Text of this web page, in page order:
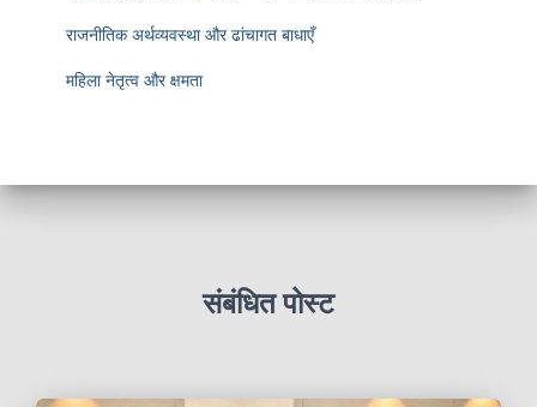
राजनीतिक अर्थव्यवस्था और ढांचागत बाधाएँ
महिला नेतृत्व और क्षमता
संबंधित पोस्ट